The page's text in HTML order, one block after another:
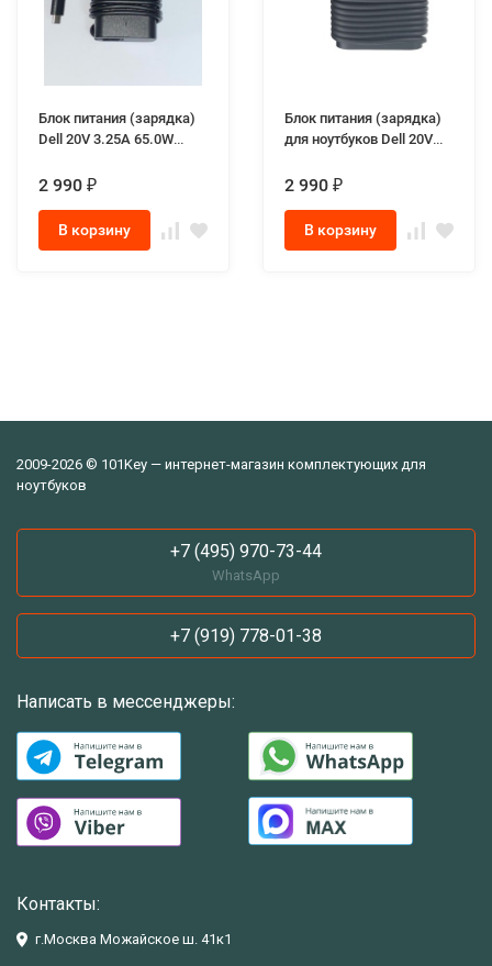
Блок питания (зарядка)
Dell 20V 3.25A 65.0W
оригинал
2 990 ₽
В корзину
Блок питания (зарядка)
для ноутбуков Dell 20V
оригиал
2 990 ₽
В корзину
2009-2026 © 101Key — интернет-магазин комплектующих для
ноутбуков
+7 (495) 970-73-44
WhatsApp
+7 (919) 778-01-38
Написать в мессенджеры:
Контакты:
г.Москва Можайское ш. 41к1